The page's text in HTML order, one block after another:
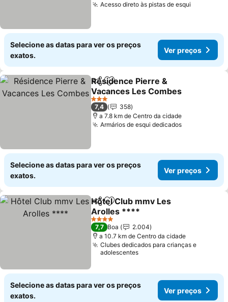
Acesso direto às pistas de esqui
Selecione as datas para ver os preços
exatos.
Ver preços
PartilharAdicionar aos favoritos
Résidence Pierre &
Vacances Les Combes
Ver preços
3 Estrelas
7,4
358
a 7.8 km de Centro da cidade
Armários de esqui dedicadosVer preços
Selecione as datas para ver os preços
exatos.
Ver preços
PartilharAdicionar aos favoritos
Hôtel Club mmv Les
Arolles ****
Ver preços
4 Estrelas
7,7 Boa
2.004
a 10.7 km de Centro da cidade
Clubes dedicados para crianças e
adolescentes
Selecione as datas para ver os preços
exatos.
Ver preços